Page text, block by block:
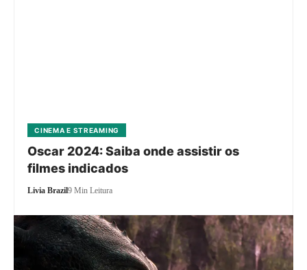
CINEMA E STREAMING
Oscar 2024: Saiba onde assistir os
filmes indicados
Livia Brazil9 Min Leitura